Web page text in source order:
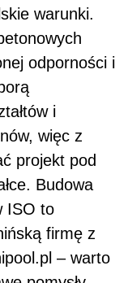
warunki.
odporności i
i
więc z
projekt pod
Budowa
ISO to
firmę z
– warto